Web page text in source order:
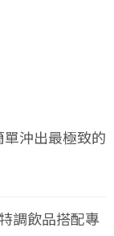
單沖出最極致的
調飲品搭配專